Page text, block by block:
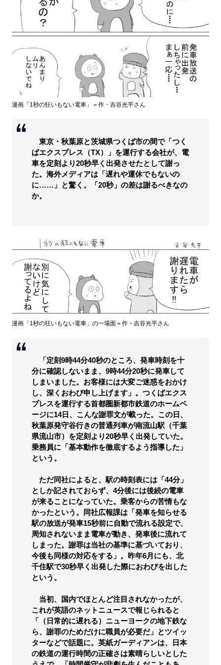
漫画「1秒の狂いもない電車」＝作・吉谷光平さん
東京・秋葉原と茨城県つくば市の間で「つく
ばエクスプレス（TX）」を運行する会社が、電
車を定刻より20秒早く出発させたとして謝っ
た。海外メディアは「遅れや運休でもないの
に……」と驚く。「20秒」の差は謝るべきなの
か。
漫画「1秒の狂いもない電車」の一場面＝作・吉谷光平さん
「定刻9時44分40秒のところ、発車時刻を十
分に確認しないまま、9時44分20秒に発車して
しまいました。お客様には大変ご迷惑をおかけ
し、深くおわび申し上げます」。つくばエクス
プレスを運行する首都圏新都市鉄道のホームペ
ージに14日、こんな謝罪文が載った。この日、
秋葉原発守谷行きの普通列車が南流山駅（千葉
県流山市）を定刻より20秒早く出発していた。
乗務員に「基本動作を徹底するよう指導した」
という。
ただ同社によると、駅の時刻表には「44分」
としか記されておらず、4分後には後続の電車
が来ることになっていた。乗客からの苦情もな
かったという。同社広報課は「発車を知らせる
駅の放送が発車15秒前に自動で流れる設定で、
周知されないまま電車が動き、発車後に流れて
しまった。謝罪は当社の基準に基づいており、
今後も同様の対応をする」。昨年6月にも、北
千住駅で30秒早く出発した際におわびを出した
という。
当初、国内でほとんど注目されなかったが、
これが英語のネットニュースで報じられると
「（日常的に遅れる）ニューヨークの地下鉄な
ら、謝罪のためだけに職員が必要だ」とツイッ
ターなどで話題に。英紙ガーディアンは、日本
の鉄道の運行時間の正確さは素晴らしいとした